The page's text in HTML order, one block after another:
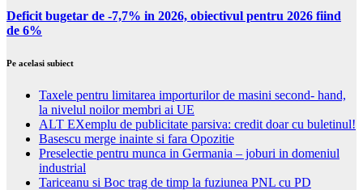
Deficit bugetar de -7,7% in 2026, obiectivul pentru 2026 fiind
de 6%
Pe acelasi subiect
Taxele pentru limitarea importurilor de masini second- hand,
la nivelul noilor membri ai UE
ALT EXemplu de publicitate parsiva: credit doar cu buletinul!
Basescu merge inainte si fara Opozitie
Preselectie pentru munca in Germania – joburi in domeniul
industrial
Tariceanu si Boc trag de timp la fuziunea PNL cu PD